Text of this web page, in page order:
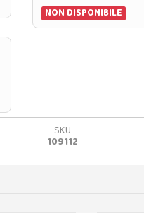
NON DISPONIBILE
SKU
109112